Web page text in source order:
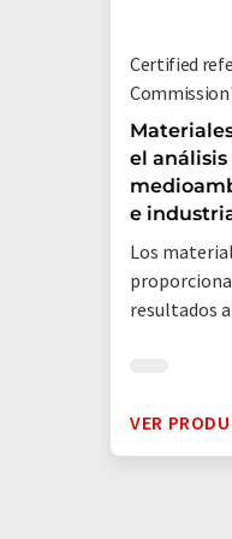
Certified
el
e
Los
resultados
VER